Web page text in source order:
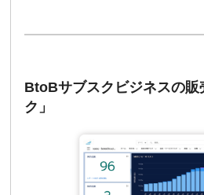
BtoBサブスクビジネスの販
ク」